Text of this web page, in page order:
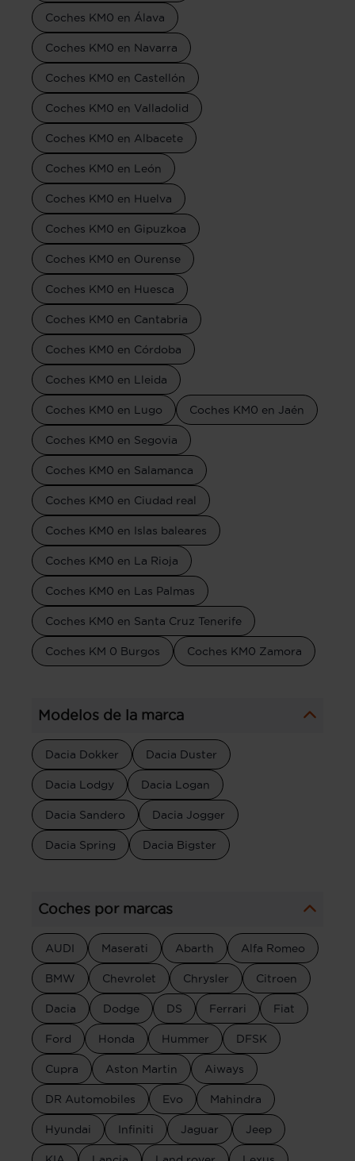
Coches KM0 en Álava
Coches KM0 en Navarra
Coches KM0 en Castellón
Coches KM0 en Valladolid
Coches KM0 en Albacete
Coches KM0 en León
Coches KM0 en Huelva
Coches KM0 en Gipuzkoa
Coches KM0 en Ourense
Coches KM0 en Huesca
Coches KM0 en Cantabria
Coches KM0 en Córdoba
Coches KM0 en Lleida
Coches KM0 en Lugo Coches KM0 en Jaén
Coches KM0 en Segovia
Coches KM0 en Salamanca
Coches KM0 en Ciudad real
Coches KM0 en Islas baleares
Coches KM0 en La Rioja
Coches KM0 en Las Palmas
Coches KM0 en Santa Cruz Tenerife
Coches KM 0 Burgos Coches KM0 Zamora
Modelos de la marca
Dacia Dokker Dacia Duster
Dacia Lodgy Dacia Logan
Dacia Sandero Dacia Jogger
Dacia Spring Dacia Bigster
Coches por marcas
AUDI Maserati Abarth Alfa Romeo
BMW Chevrolet Chrysler Citroen
Dacia Dodge DS Ferrari Fiat
Ford Honda Hummer DFSK
Cupra Aston Martin Aiways
DR Automobiles Evo Mahindra
Hyundai Infiniti Jaguar Jeep